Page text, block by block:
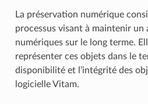
La préservation numérique
processus visant à maintenir un
numériques sur le long terme.
représenter ces objets dans le
disponibilité et l’intégrité des
logicielle Vitam.